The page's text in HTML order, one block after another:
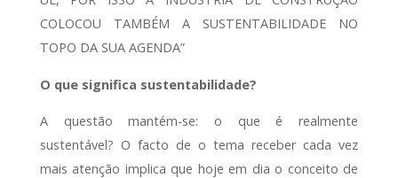
COLOCOU TAMBÉM A SUSTENTABILIDADE NO
TOPO DA SUA AGENDA”
O que significa sustentabilidade?
A questão mantém-se: o que é realmente
sustentável? O facto de o tema receber cada vez
mais atenção implica que hoje em dia o conceito de